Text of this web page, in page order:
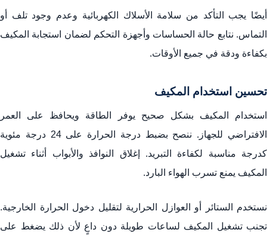
أيضًا يجب التأكد من سلامة الأسلاك الكهربائية وعدم وجود تلف أو
التماس. نتابع حالة الحساسات وأجهزة التحكم لضمان استجابة المكيف
بكفاءة ودقة في جميع الأوقات.
تحسين استخدام المكيف
استخدام المكيف بشكل صحيح يوفر الطاقة ويحافظ على العمر
الافتراضي للجهاز. ننصح بضبط درجة الحرارة على 24 درجة مئوية
كدرجة مناسبة لكفاءة التبريد. إغلاق النوافذ والأبواب أثناء تشغيل
المكيف يمنع تسرب الهواء البارد.
نستخدم الستائر أو العوازل الحرارية لتقليل دخول الحرارة الخارجية.
تجنب تشغيل المكيف لساعات طويلة دون داعٍ لأن ذلك يضغط على